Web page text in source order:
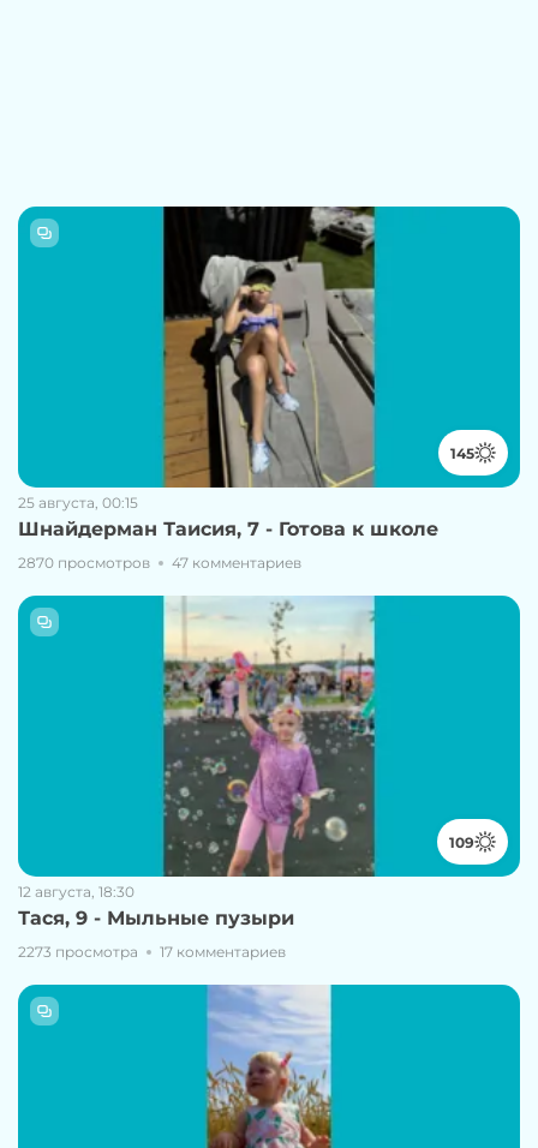
145
25 августа, 00:15
Шнайдерман Таисия, 7 - Готова к школе
2870 просмотров 47 комментариев
109
12 августа, 18:30
Тася, 9 - Мыльные пузыри
2273 просмотра 17 комментариев